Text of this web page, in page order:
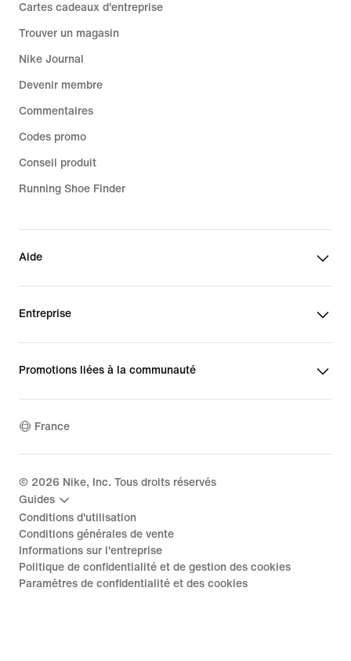
Cartes cadeaux d'entreprise
Trouver un magasin
Nike Journal
Devenir membre
Commentaires
Codes promo
Conseil produit
Running Shoe Finder
Aide
Entreprise
Promotions liées à la communauté
France
© 2026 Nike, Inc. Tous droits réservés
Guides
Conditions d'utilisation
Conditions générales de vente
Informations sur l'entreprise
Politique de confidentialité et de gestion des cookies
Paramètres de confidentialité et des cookies